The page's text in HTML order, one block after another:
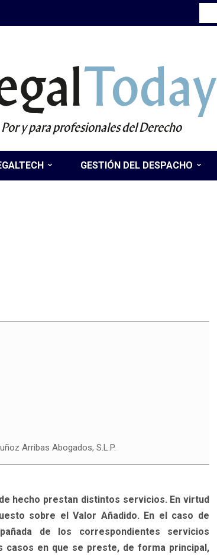
Today
Por y para profesionales del Derecho
GESTIÓN DEL DESPACHO
Arribas Abogados, S.L.P.
hecho prestan distintos servicios. En virtud
sobre el Valor Añadido. En el caso de
de los correspondientes servicios
casos en que se preste, de forma principal,